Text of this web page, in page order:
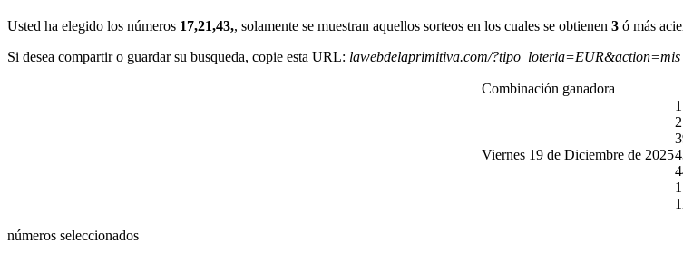
Usted ha elegido los números 17,21,43,, solamente se muestran aquellos sorteos en los cuales se obtienen 3 ó más
Si desea compartir o guardar su busqueda, copie esta URL: lawebdelaprimitiva.com/
Combinación ganadora
Viernes 19 de Diciembre de 2025
1
números seleccionados